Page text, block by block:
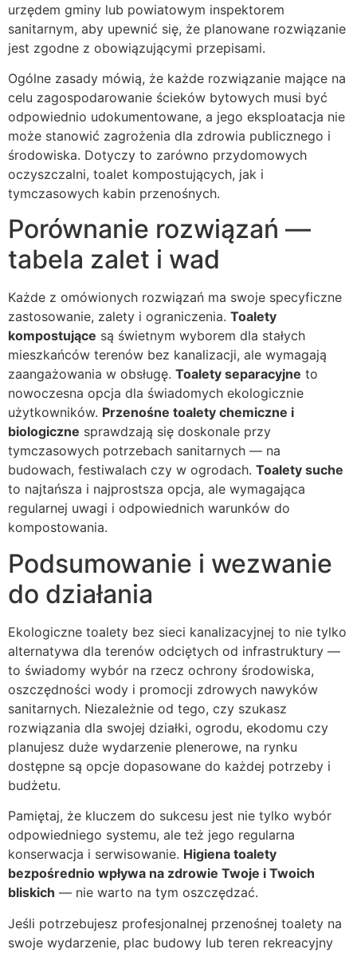
urzędem gminy lub powiatowym inspektorem
sanitarnym, aby upewnić się, że planowane rozwiązanie
jest zgodne z obowiązującymi przepisami.
Ogólne zasady mówią, że każde rozwiązanie mające na
celu zagospodarowanie ścieków bytowych musi być
odpowiednio udokumentowane, a jego eksploatacja nie
może stanowić zagrożenia dla zdrowia publicznego i
środowiska. Dotyczy to zarówno przydomowych
oczyszczalni, toalet kompostujących, jak i
tymczasowych kabin przenośnych.
Porównanie rozwiązań —
tabela zalet i wad
Każde z omówionych rozwiązań ma swoje specyficzne
zastosowanie, zalety i ograniczenia. Toalety
kompostujące są świetnym wyborem dla stałych
mieszkańców terenów bez kanalizacji, ale wymagają
zaangażowania w obsługę. Toalety separacyjne to
nowoczesna opcja dla świadomych ekologicznie
użytkowników. Przenośne toalety chemiczne i
biologiczne sprawdzają się doskonale przy
tymczasowych potrzebach sanitarnych — na
budowach, festiwalach czy w ogrodach. Toalety suche
to najtańsza i najprostsza opcja, ale wymagająca
regularnej uwagi i odpowiednich warunków do
kompostowania.
Podsumowanie i wezwanie
do działania
Ekologiczne toalety bez sieci kanalizacyjnej to nie tylko
alternatywa dla terenów odciętych od infrastruktury —
to świadomy wybór na rzecz ochrony środowiska,
oszczędności wody i promocji zdrowych nawyków
sanitarnych. Niezależnie od tego, czy szukasz
rozwiązania dla swojej działki, ogrodu, ekodomu czy
planujesz duże wydarzenie plenerowe, na rynku
dostępne są opcje dopasowane do każdej potrzeby i
budżetu.
Pamiętaj, że kluczem do sukcesu jest nie tylko wybór
odpowiedniego systemu, ale też jego regularna
konserwacja i serwisowanie. Higiena toalety
bezpośrednio wpływa na zdrowie Twoje i Twoich
bliskich — nie warto na tym oszczędzać.
Jeśli potrzebujesz profesjonalnej przenośnej toalety na
swoje wydarzenie, plac budowy lub teren rekreacyjny